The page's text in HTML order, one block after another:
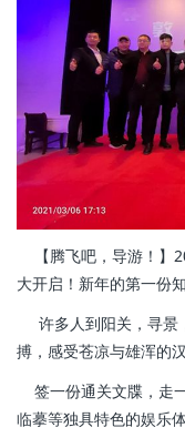
【腾飞吧，导游！】
大开启！新年的第一份
许多人到阳关，寻景
搏，感受苍凉与雄浑的汉
签一份通关文牒，走
临摹等独具特色的娱乐